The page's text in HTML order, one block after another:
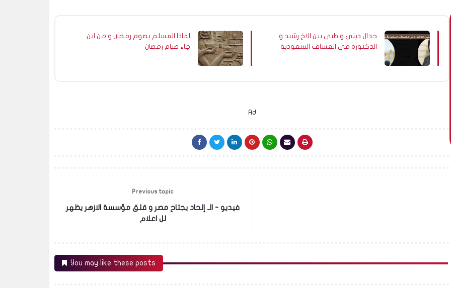
جدال ديني و طبي بين الاخ رشيد و
الدكتورة مي العساف السعودية
لماذا المسلم يصوم رمضان و من اين
جاء صيام رمضان
Ad
Previous topic
فيديو - الـ إلحاد يجتاح مصر و قلق مؤسسة الازهر يظهر
لل اعلام
You may like these posts